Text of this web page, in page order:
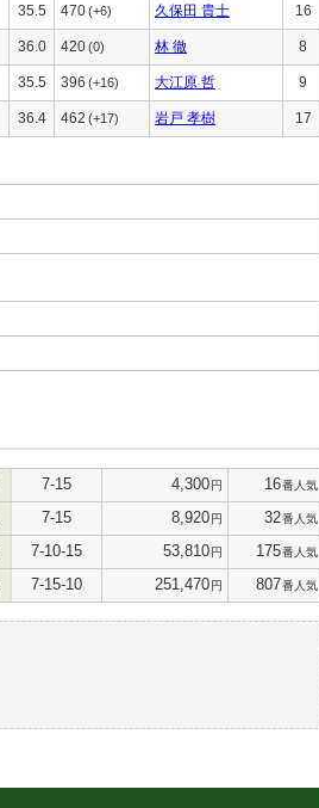
35.5 470(+6) 久保田 貴士 16
36.0 420(0) 林 徹 8
35.5 396 (+16) 大江原 哲 9
36.4 462 (+17) 岩戸 孝樹 17
7-15 4,300円 16番人気
7-15 8,920円 32番人気
7-10-15 53,810円 175番人気
7-15-10 251,470円 807番人気